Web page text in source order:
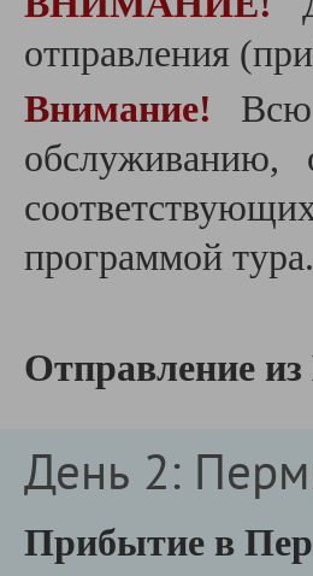
отправления
Внимание!
программой тура.
Отправление
День 2:
Прибытие в